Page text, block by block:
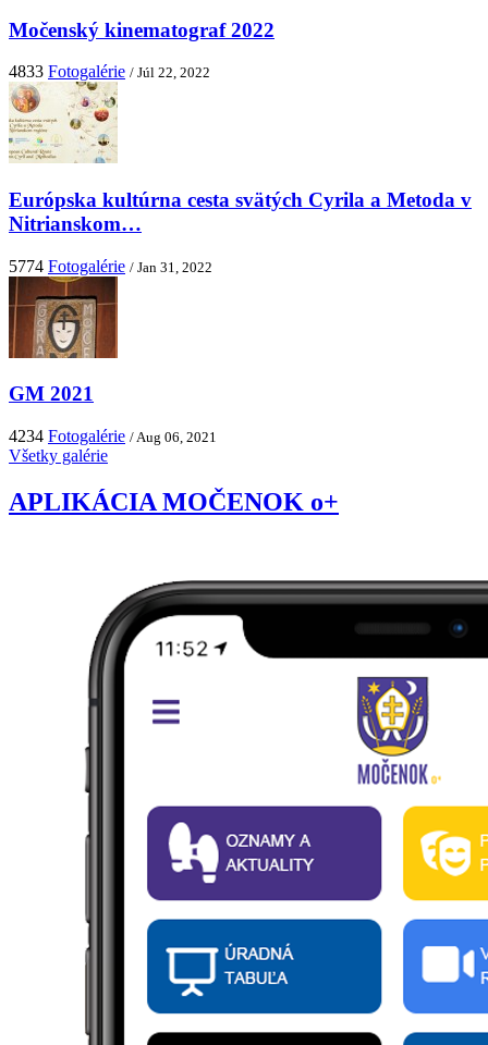
Močenský kinematograf 2022
4833 Fotogalérie / Júl 22, 2022
Európska kultúrna cesta svätých Cyrila a Metoda v
Nitrianskom…
5774 Fotogalérie / Jan 31, 2022
GM 2021
4234 Fotogalérie / Aug 06, 2021
Všetky galérie
APLIKÁCIA MOČENOK o+